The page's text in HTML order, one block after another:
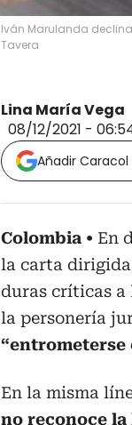
Iván Marulanda
Tavera
Lina María Vega
08/12/2021 -
Añadir Caracol
Colombia
En
la carta
duras críticas a
la personería
“entrometerse
En la misma
no reconoce